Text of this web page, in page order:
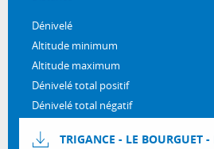
Dénivelé
Altitude minimum
Altitude maximum
Dénivelé total positif
Dénivelé total négatif
Documentation
TRIGANCE - LE BOURGUET